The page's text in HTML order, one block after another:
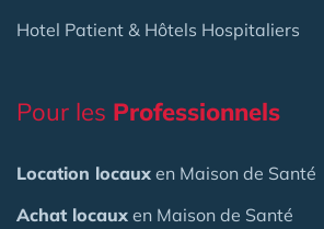
Hotel Patient & Hôtels Hospitaliers
Pour les Professionnels
Location locaux en Maison de Santé
Achat locaux en Maison de Santé